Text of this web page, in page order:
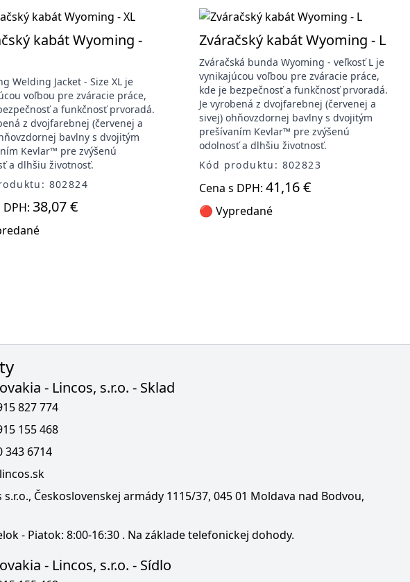
kabát Wyoming -
Welding Jacket - Size XL je
voľbou pre zváracie práce,
a funkčnosť prvoradá.
z dvojfarebnej (červenej a
bavlny s dvojitým
Kevlar™ pre zvýšenú
a dlhšiu životnosť.
802824
DPH: 38,07 €
Zváračský kabát Wyoming - L
Zváračská bunda Wyoming - veľkosť L je
vynikajúcou voľbou pre zváracie práce,
kde je bezpečnosť a funkčnosť prvoradá.
Je vyrobená z dvojfarebnej (červenej a
sivej) ohňovzdornej bavlny s dvojitým
prešívaním Kevlar™ pre zvýšenú
odolnosť a dlhšiu životnosť.
Kód produktu: 802823
Cena s DPH: 41,16 €
🔴 Vypredané
- Lincos, s.r.o. - Sklad
827 774
155 468
343 6714
s.r.o., Československej armády 1115/37, 045 01 Moldava nad Bodvou,
- Piatok: 8:00-16:30 . Na základe telefonickej dohody.
- Lincos, s.r.o. - Sídlo